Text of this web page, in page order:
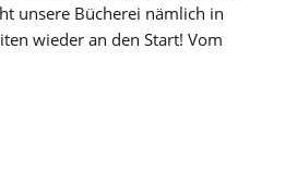
unsere Bücherei nämlich in
wieder an den Start! Vom